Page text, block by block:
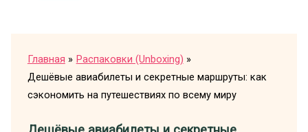
Главная
Распаковки (Unboxing)
Дешёвые авиабилеты и секретные маршруты: как
сэкономить на путешествиях по всему миру